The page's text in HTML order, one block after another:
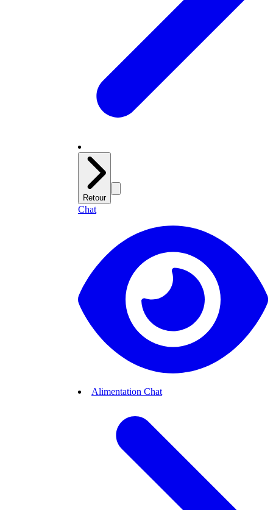
Retour
Chat
Alimentation Chat